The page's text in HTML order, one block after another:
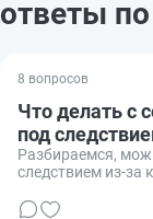
ответы
8 вопросов
Что делать с
под
Разбираемся,
следствием из-за